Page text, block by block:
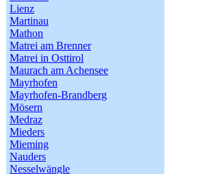
Lienz
Martinau
Mathon
Matrei am Brenner
Matrei in Osttirol
Maurach am Achensee
Mayrhofen
Mayrhofen-Brandberg
Mösern
Medraz
Mieders
Mieming
Nauders
Nesselwängle